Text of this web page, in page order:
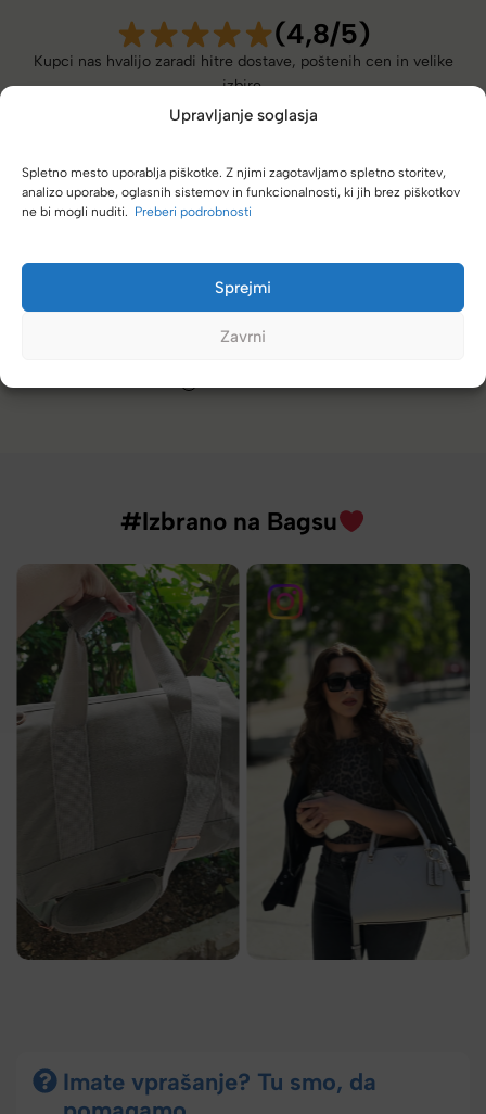
Upravljanje soglasja
Spletno mesto uporablja piškotke. Z njimi zagotavljamo spletno storitev,
analizo uporabe, oglasnih sistemov in funkcionalnosti, ki jih brez piškotkov
ne bi mogli nuditi. Preberi podrobnosti
Sprejmi
Zavrni
(4,8/5)
Kupci nas hvalijo zaradi hitre dostave, poštenih cen in velike
izbire.
Tamara
#Izbrano na Bagsu
Imate vprašanje? Tu smo, da